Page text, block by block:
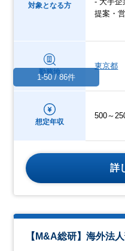
対象となる方
提案・
勤務地
東京都
想定年収
500～
詳
【M&A総研】海外法
1-50 / 86件